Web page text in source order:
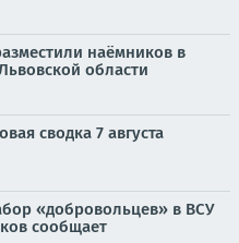
наёмников в
области
сводка 7 августа
«добровольцев» в ВСУ
сообщает